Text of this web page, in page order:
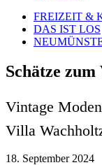
FREIZEIT &
DAS IST LOS
Schätze
Vintage
Villa
18. September 2024